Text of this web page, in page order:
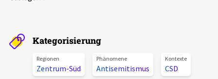
Alle Beiträge
Pressemitteilungen
Über uns
Projektbeschreibung
Kategorisierung
Regionen
Zentrum-Süd
Phänomene
Antisemitismus
Kontexte
CSD